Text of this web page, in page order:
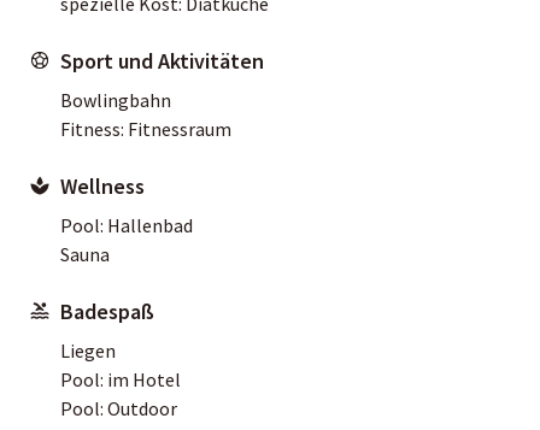
Sport und Aktivitäten
Bowlingbahn
Fitness: Fitnessraum
Wellness
Pool: Hallenbad
Sauna
Badespaß
Liegen
Pool: im Hotel
Pool: Outdoor